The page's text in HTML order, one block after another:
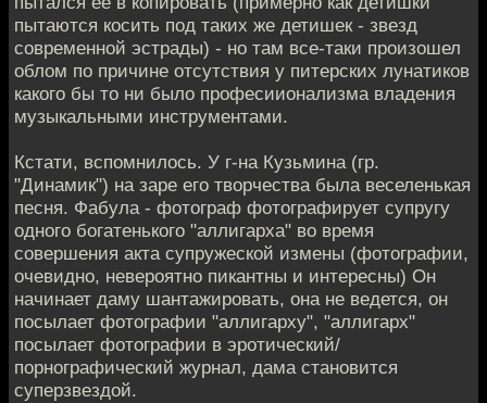
пытаются косить под таких же детишек - звезд
современной эстрады) - но там все-таки произошел
облом по причине отсутствия у питерских лунатиков
какого бы то ни было професиионализма владения
музыкальными инструментами.
Кстати, вспомнилось. У г-на Кузьмина (гр.
"Динамик") на заре его творчества была веселенькая
песня. Фабула - фотограф фотографирует супругу
одного богатенького "аллигарха" во время
совершения акта супружеской измены (фотографии,
очевидно, невероятно пикантны и интересны) Он
начинает даму шантажировать, она не ведется, он
посылает фотографии "аллигарху", "аллигарх"
посылает фотографии в эротический/
порнографический журнал, дама становится
суперзвездой.